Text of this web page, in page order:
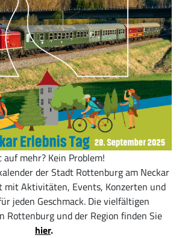
auf mehr? Kein Problem!
der Stadt Rottenburg am Neckar
mit Aktivitäten, Events, Konzerten und
jeden Geschmack. Die vielfältigen
Rottenburg und der Region finden Sie
hier.